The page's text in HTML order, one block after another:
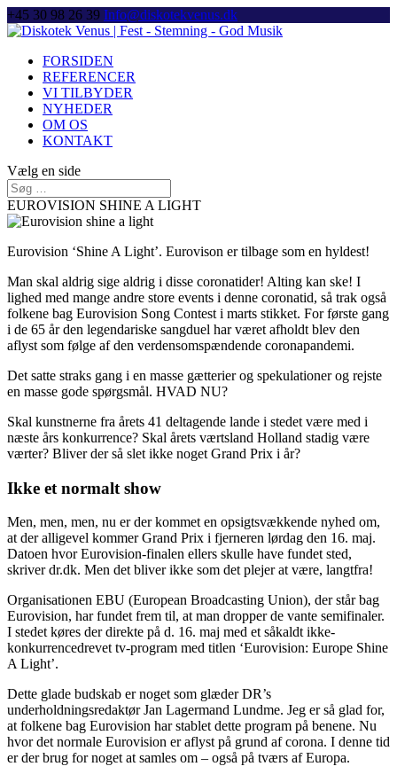
+45 30 98 26 39 Info@diskotekvenus.dk
FORSIDEN
REFERENCER
VI TILBYDER
NYHEDER
OM OS
KONTAKT
Vælg en side
EUROVISION SHINE A LIGHT
Eurovision ‘Shine A Light’. Eurovison er tilbage som en hyldest!
Man skal aldrig sige aldrig i disse coronatider! Alting kan ske! I
lighed med mange andre store events i denne coronatid, så trak også
folkene bag Eurovision Song Contest i marts stikket. For første gang
i de 65 år den legendariske sangduel har været afholdt blev den
aflyst som følge af den verdensomspændende coronapandemi.
Det satte straks gang i en masse gætterier og spekulationer og rejste
en masse gode spørgsmål. HVAD NU?
Skal kunstnerne fra årets 41 deltagende lande i stedet være med i
næste års konkurrence? Skal årets værtsland Holland stadig være
værter? Bliver der så slet ikke noget Grand Prix i år?
Ikke et normalt show
Men, men, men, nu er der kommet en opsigtsvækkende nyhed om,
at der alligevel kommer Grand Prix i fjerneren lørdag den 16. maj.
Datoen hvor Eurovision-finalen ellers skulle have fundet sted,
skriver dr.dk. Men det bliver ikke som det plejer at være, langtfra!
Organisationen EBU (European Broadcasting Union), der står bag
Eurovision, har fundet frem til, at man dropper de vante semifinaler.
I stedet køres der direkte på d. 16. maj med et såkaldt ikke-
konkurrencedrevet tv-program med titlen ‘Eurovision: Europe Shine
A Light’.
Dette glade budskab er noget som glæder DR’s
underholdningsredaktør Jan Lagermand Lundme. Jeg er så glad for,
at folkene bag Eurovision har stablet dette program på benene. Nu
hvor det normale Eurovision er aflyst på grund af corona. I denne tid
er der brug for noget at samles om – også på tværs af Europa.